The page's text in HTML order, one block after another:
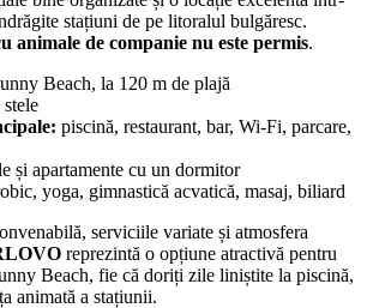
stațiuni de pe litoralul bulgăresc.
animale de companie nu este permis.
Beach, la 120 m de plajă
stele
piscină, restaurant, bar, Wi-Fi, parcare,
și apartamente cu un dormitor
yoga, gimnastică acvatică, masaj, biliard
serviciile variate și atmosfera
reprezintă o opțiune atractivă pentru
Beach, fie că doriți zile liniștite la piscină,
animată a stațiunii.